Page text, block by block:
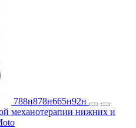
788н878н665н92н
механотерапии нижних и